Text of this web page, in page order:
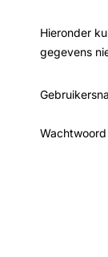
Hieronder
gegevens
Wachtwoord